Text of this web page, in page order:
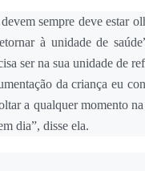
sempre deve estar
à unidade de
ser na sua unidade de
da criança eu
a qualquer momento
dia”, disse ela.